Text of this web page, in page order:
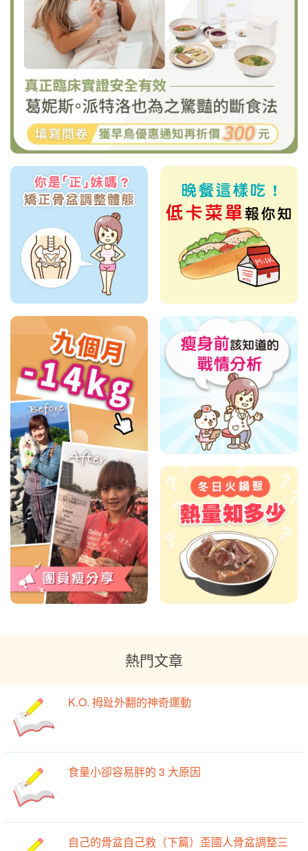
熱門文章
K.O. 拇趾外翻的神奇運動
食量小卻容易胖的 3 大原因
自己的骨盆自己救（下篇）歪國人骨盆調整三